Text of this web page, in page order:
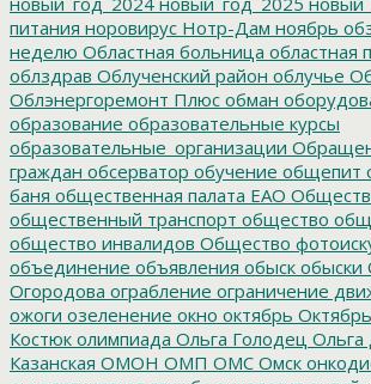
питания норовирус Нотр-Дам ноябрь
неделю Областная больница областная
облздрав Облученский район облучье
Облэнергоремонт Плюс обман
образование образовательные курсы
образовательные_организации
граждан обсерватор обучение общепит
баня общественная палата ЕАО
общественный транспорт общество
общество инвалидов Общество
объединение объявления обыск обыски
Огородова ограбление ограничение
ожоги озеленение окно октябрь
Костюк олимпиада Ольга Голодец Ольга
Казанская ОМОН ОМП ОМС Омск